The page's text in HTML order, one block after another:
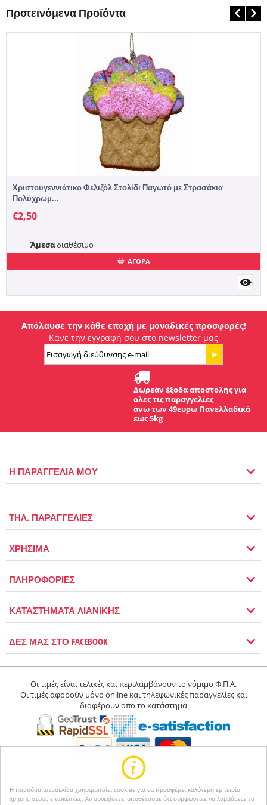
Η παρούσα ιστοσελίδα χρησιμοποίει cookies για να προσφέρει καλύτερη εμπειρία
χρήσης στους επισκέπτες. Αν συνεχίσετε, υποθέτουμε ότι συμφωνείτε να λαμβάνετε τα
Προτεινόμενα Προϊόντα
Χριστουγεννιάτικο Φελιζόλ Στολίδι Παγωτό με Στρασάκια
Πολύχρωμ...
€2,50
Άμεσαδιαθέσιμο
ΑΓΟΡΑ
Απόλαυσε την κάθε εποχή με μοναδικές προσφορές!
Κάνε την εγγραφή σου στο newsletter μας
Δωρεάν έξοδα αποστολής για
ολες τις παραγγελίες
άνω των 49ευρω Πανελλαδικά
εως 5kg
Η ΠΑΡΑΓΓΕΛΙΑ ΜΟΥ
ΤΗΛ. ΠΑΡΑΓΓΕΛΙΕΣ
ΧΡΗΣΙΜΑ
ΠΛΗΡΟΦΟΡΙΕΣ
ΚΑΤΑΣΤΗΜΑΤΑ ΛΙΑΝΙΚΗΣ
ΔΕΣ ΜΑΣ ΣΤΟ FACEBOOK
Οι τιμές είναι τελικές και περιλαμβάνουν το νόμιμο Φ.Π.Α.
Οι τιμές αφορούν μόνο online και τηλεφωνικές παραγγελίες και
διαφέρουν απο το κατάστημα